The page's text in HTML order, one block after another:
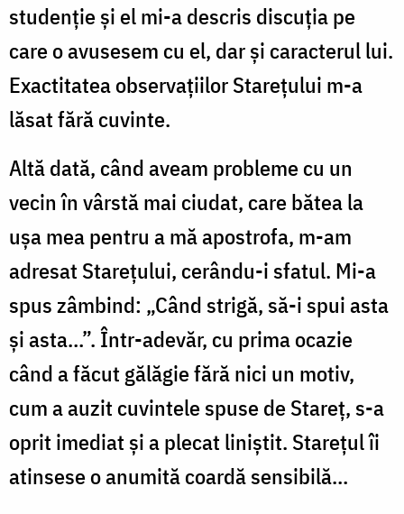
studenţie şi el mi-a descris discuţia pe
care o avusesem cu el, dar şi caracterul lui.
Exactitatea observaţiilor Stareţului m-a
lăsat fără cuvinte.
Altă dată, când aveam probleme cu un
vecin în vârstă mai ciudat, care bătea la
uşa mea pentru a mă apostrofa, m-am
adresat Stareţului, cerându-i sfatul. Mi-a
spus zâmbind: „Când strigă, să-i spui asta
şi asta…”. Într-adevăr, cu prima ocazie
când a făcut gălăgie fără nici un motiv,
cum a auzit cuvintele spuse de Stareţ, s-a
oprit imediat şi a plecat liniştit. Stareţul îi
atinsese o anumită coardă sensibilă…